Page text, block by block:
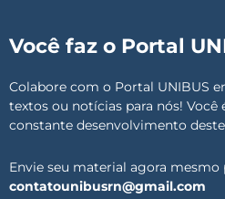
Você faz o Portal
Colabore com o Portal UNIBUS
textos ou notícias para nós!
constante desenvolvimento
Envie seu material agora mesmo
contatounibusrn@gmail.com